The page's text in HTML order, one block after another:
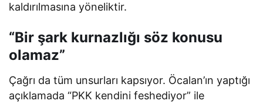
kaldırılmasına yöneliktir.
“Bir şark kurnazlığı söz konusu
olamaz”
Çağrı da tüm unsurları kapsıyor. Öcalan’ın yaptığı
açıklamada “PKK kendini feshediyor” ile